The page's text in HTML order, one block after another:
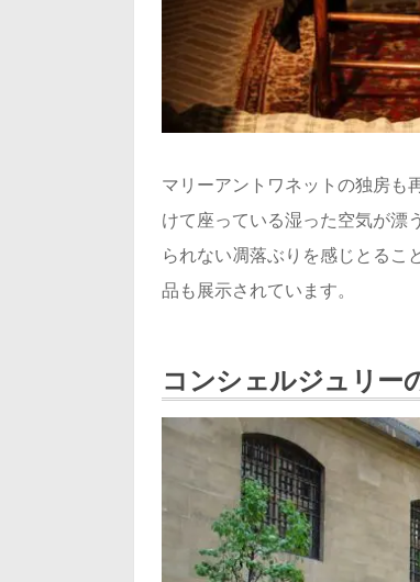
マリーアントワネットの独房も
けて座っている湿った空気が漂
られない凋落ぶりを感じとるこ
品も展示されています。
コンシェルジュリー